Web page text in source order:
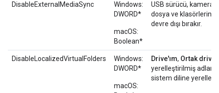
DisableExternalMediaSync
Windows:
DWORD*
macOS:
Boolean*
USB sürücü, kamera
dosya ve klasörlerin
devre dışı bırakır.
DisableLocalizedVirtualFolders
Windows:
DWORD*
macOS:
Drive'ım, Ortak drive
yerelleştirilmiş
sistem diline